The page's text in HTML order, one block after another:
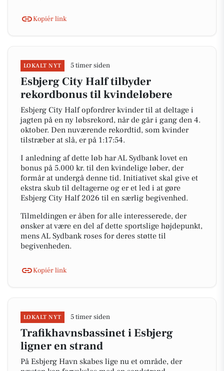
Kopiér link
LOKALT NYT 5 timer siden
Esbjerg City Half tilbyder
rekordbonus til kvindeløbere
Esbjerg City Half opfordrer kvinder til at deltage i
jagten på en ny løbsrekord, når de går i gang den 4.
oktober. Den nuværende rekordtid, som kvinder
tilstræber at slå, er på 1:17:54.
I anledning af dette løb har AL Sydbank lovet en
bonus på 5.000 kr. til den kvindelige løber, der
formår at undergå denne tid. Initiativet skal give et
ekstra skub til deltagerne og er et led i at gøre
Esbjerg City Half 2026 til en særlig begivenhed.
Tilmeldingen er åben for alle interesserede, der
ønsker at være en del af dette sportslige højdepunkt,
mens AL Sydbank roses for deres støtte til
begivenheden.
Kopiér link
LOKALT NYT 5 timer siden
Trafikhavnsbassinet i Esbjerg
ligner en strand
På Esbjerg Havn skabes lige nu et område, der